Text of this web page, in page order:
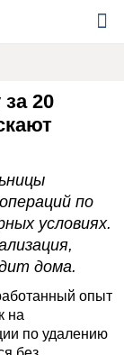
20
по
условиях.
дома.
опыт
на
по удалению